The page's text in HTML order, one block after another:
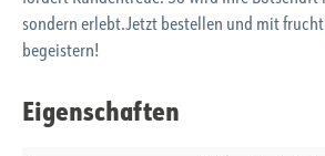
sondern erlebt.Jetzt bestellen und mit
begeistern!
Eigenschaften